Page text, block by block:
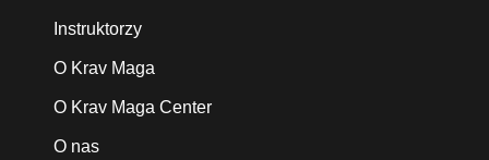
Instruktorzy
O Krav Maga
O Krav Maga Center
O nas